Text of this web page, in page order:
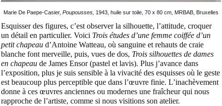
Marie De Paepe-Casier, Poupousses, 1943, huile sur toile, 70 x 80 cm, MRBAB, Bruxelles
Esquisser des figures, c’est observer la silhouette, l’attitude, croquer
un détail en particulier. Voici Trois études d’une femme coiffée d’un
petit chapeau d’Antoine Watteau, où sanguine et rehauts de craie
blanche font merveille, puis, vues de dos, Trois silhouettes de dames
en chapeau de James Ensor (pastel et lavis). Plus j’avance dans
l’exposition, plus je suis sensible à la vivacité des esquisses où le geste
est beaucoup plus perceptible que dans l’œuvre finie. L’inachèvement
donne à ces œuvres anciennes ou modernes une fraîcheur qui nous
rapproche de l’artiste, comme si nous visitions son atelier.